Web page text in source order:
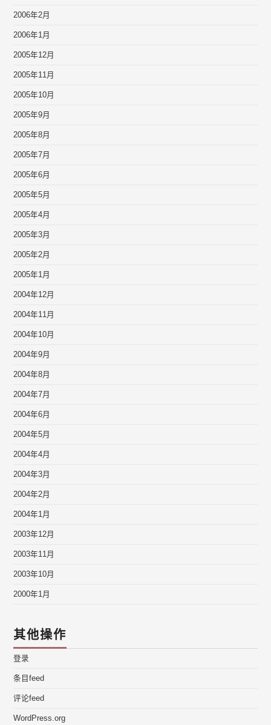
2006年2月
2006年1月
2005年12月
2005年11月
2005年10月
2005年9月
2005年8月
2005年7月
2005年6月
2005年5月
2005年4月
2005年3月
2005年2月
2005年1月
2004年12月
2004年11月
2004年10月
2004年9月
2004年8月
2004年7月
2004年6月
2004年5月
2004年4月
2004年3月
2004年2月
2004年1月
2003年12月
2003年11月
2003年10月
2000年1月
其他操作
登录
条目feed
评论feed
WordPress.org